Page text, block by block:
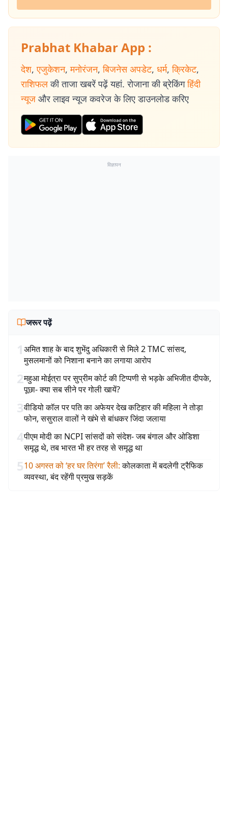
Prabhat Khabar App :
देश, एजुकेशन, मनोरंजन, बिजनेस अपडेट, धर्म, क्रिकेट,
राशिफल की ताजा खबरें पढ़ें यहां. रोजाना की ब्रेकिंग हिंदी
न्यूज और लाइव न्यूज कवरेज के लिए डाउनलोड करिए
विज्ञापन
जरूर पढ़ें
1अमित शाह के बाद शुभेंदु अधिकारी से मिले 2 TMC सांसद,
मुसलमानों को निशाना बनाने का लगाया आरोप
2महुआ मोईत्रा पर सुप्रीम कोर्ट की टिप्पणी से भड़के अभिजीत दीपके,
पूछा- क्या सब सीने पर गोली खायें?
3वीडियो कॉल पर पति का अफेयर देख कटिहार की महिला ने तोड़ा
फोन, ससुराल वालों ने खंभे से बांधकर जिंदा जलाया
4पीएम मोदी का NCPI सांसदों को संदेश- जब बंगाल और ओडिशा
समृद्ध थे, तब भारत भी हर तरह से समृद्ध था
510 अगस्त को ‘हर घर तिरंगा’ रैली: कोलकाता में बदलेगी ट्रैफिक
व्यवस्था, बंद रहेंगी प्रमुख सड़कें